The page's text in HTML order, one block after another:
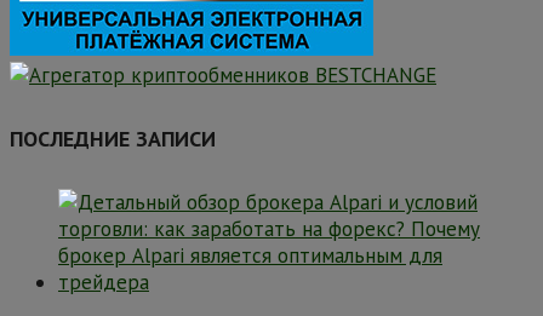
ПОСЛЕДНИЕ ЗАПИСИ